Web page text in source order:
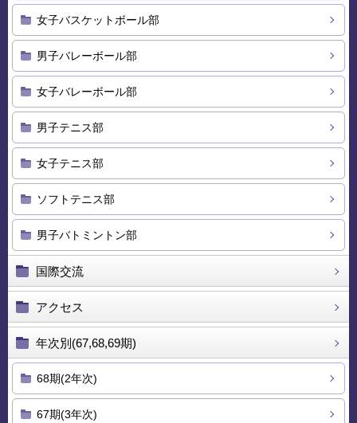
女子バスケットボール部
男子バレーボール部
女子バレーボール部
男子テニス部
女子テニス部
ソフトテニス部
男子バトミントン部
国際交流
アクセス
年次別(67,68,69期)
68期(2年次)
67期(3年次)